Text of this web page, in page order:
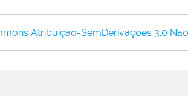
Atribuição-SemDerivações 3.0